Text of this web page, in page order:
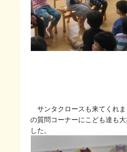
サンタクロースも来てくれ
の質問コーナーにこども達も
した。